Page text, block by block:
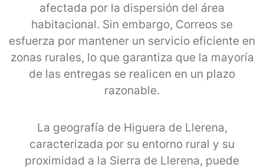
afectada por la dispersión del área
habitacional. Sin embargo, Correos se
esfuerza por mantener un servicio eficiente en
zonas rurales, lo que garantiza que la mayoría
de las entregas se realicen en un plazo
razonable.
La geografía de Higuera de Llerena,
caracterizada por su entorno rural y su
proximidad a la Sierra de Llerena, puede